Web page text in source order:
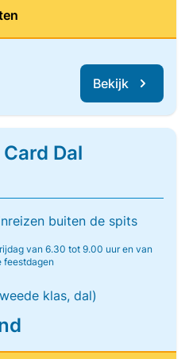
Bekijk
Dal
buiten de spits
van 6.30 tot 9.00 uur en van
feestdagen
klas, dal)